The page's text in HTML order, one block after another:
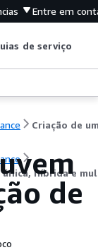
Entre em
de serviço
híbrida e
de